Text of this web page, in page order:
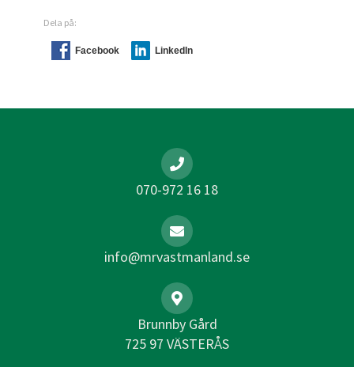
Dela på:
Facebook LinkedIn
070-972 16 18
info@mrvastmanland.se
Brunnby Gård
725 97 VÄSTERÅS